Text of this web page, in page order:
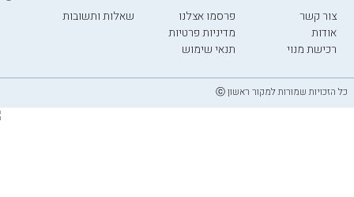
צור קשר
אודות
רכישת מנוי
פרסמו אצלנו
מדיניות פרטיות
תנאי שימוש
שאלות ותשובות
כל הזכויות שמורות למקור ראשון ⓒ